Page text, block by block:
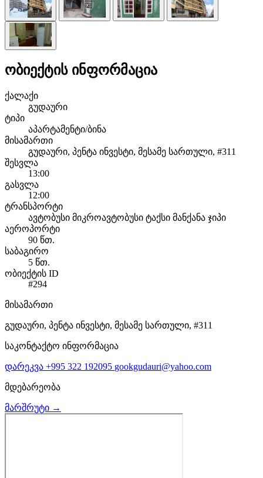
ობიექტის ინფორმაცია
ქალაქი
გუდაური
ტიპი
აპარტამენტი/ბინა
მისამართი
გუდაური, პენტა ინვესტი, მესამე სართული, #311
შესვლა
13:00
გასვლა
12:00
ტრანსპორტი
ავტობუსი მიკროავტობუსი ტაქსი მანქანა ჯიპი
აეროპორტი
90 წთ.
საბაგირო
5 წთ.
ობიექტის ID
#294
მისამართი
გუდაური, პენტა ინვესტი, მესამე სართული, #311
საკონტაქტო ინფორმაცია
დარეკვა +995 322 192095 gookgudauri@yahoo.com
მდებარეობა
მარშრუტი →